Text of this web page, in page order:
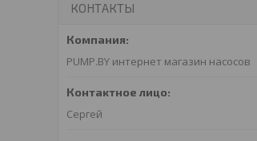
КОНТАКТЫ
PUMP.BY интернет магазин насосов
Сергей